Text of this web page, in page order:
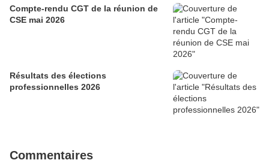
Compte-rendu CGT de la réunion de
CSE mai 2026
Résultats des élections
professionnelles 2026
Commentaires